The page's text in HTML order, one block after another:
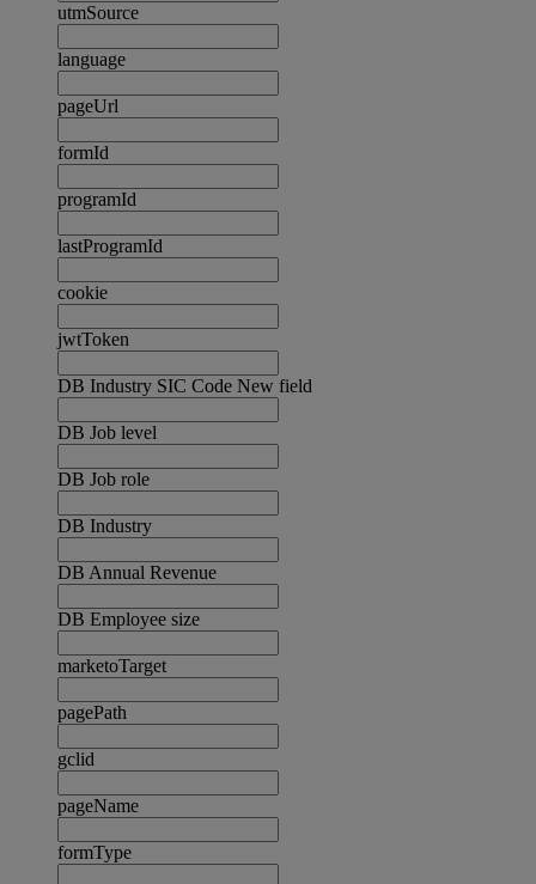
utmSource
language
pageUrl
formId
programId
lastProgramId
cookie
jwtToken
DB Industry SIC Code New field
DB Job level
DB Job role
DB Industry
DB Annual Revenue
DB Employee size
marketoTarget
pagePath
gclid
pageName
formType